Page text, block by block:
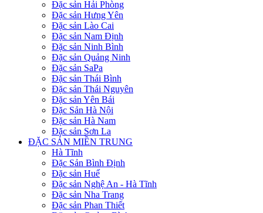
Đặc sản Hải Phòng
Đặc sản Hưng Yên
Đặc sản Lào Cai
Đặc sản Nam Định
Đặc sản Ninh Bình
Đặc sản Quảng Ninh
Đặc sản SaPa
Đặc sản Thái Bình
Đặc sản Thái Nguyên
Đặc sản Yên Bái
Đặc Sản Hà Nội
Đặc sản Hà Nam
Đặc sản Sơn La
ĐẶC SẢN MIỀN TRUNG
Hà Tĩnh
Đặc Sản Bình Định
Đặc sản Huế
Đặc sản Nghệ An - Hà Tĩnh
Đặc sản Nha Trang
Đặc sản Phan Thiết